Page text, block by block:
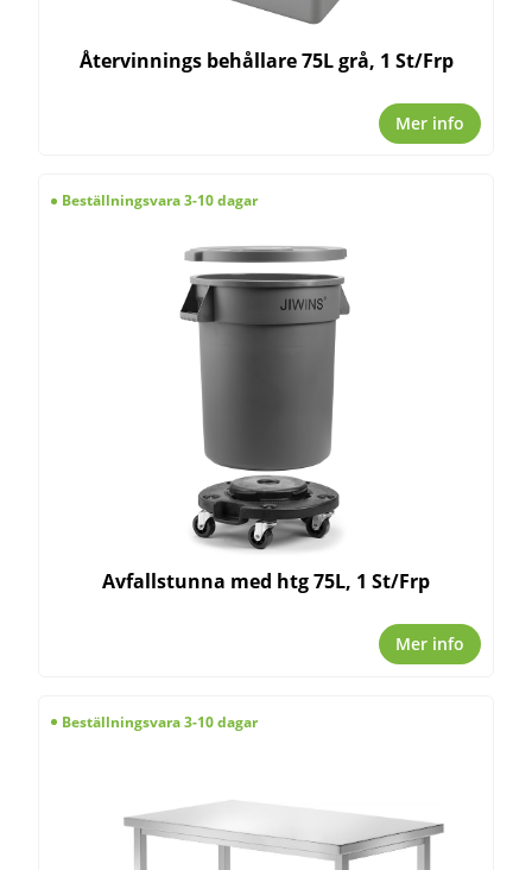
Återvinnings behållare 75L grå, 1 St/Frp
Mer info
Beställningsvara 3-10 dagar
Avfallstunna med htg 75L, 1 St/Frp
Mer info
Beställningsvara 3-10 dagar